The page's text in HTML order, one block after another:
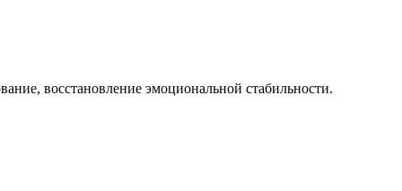
восстановление эмоциональной стабильности.